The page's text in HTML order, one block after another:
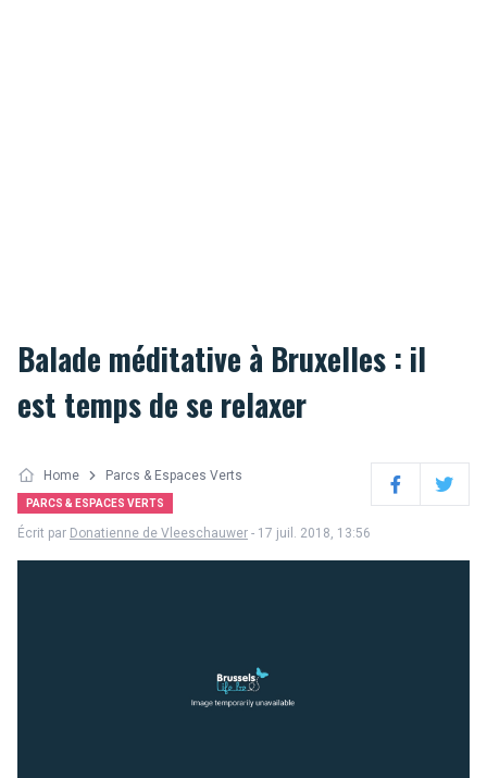
Balade méditative à Bruxelles : il
est temps de se relaxer
Home Parcs & Espaces Verts
PARCS & ESPACES VERTS FacebookTwitter
Écrit par Donatienne de Vleeschauwer - 17 juil. 2018, 13:56